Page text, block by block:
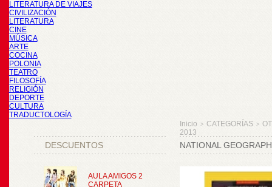
LITERATURA DE VIAJES
CIVILIZACIÓN
LITERATURA
CINE
MÚSICA
ARTE
COCINA
POLONIA
TEATRO
FILOSOFÍA
RELIGIÓN
DEPORTE
CULTURA
TRADUCTOLOGÍA
DESCUENTOS
AULA AMIGOS 2
CARPETA
Inicio > CATEGORÍAS >
2013
NATIONAL